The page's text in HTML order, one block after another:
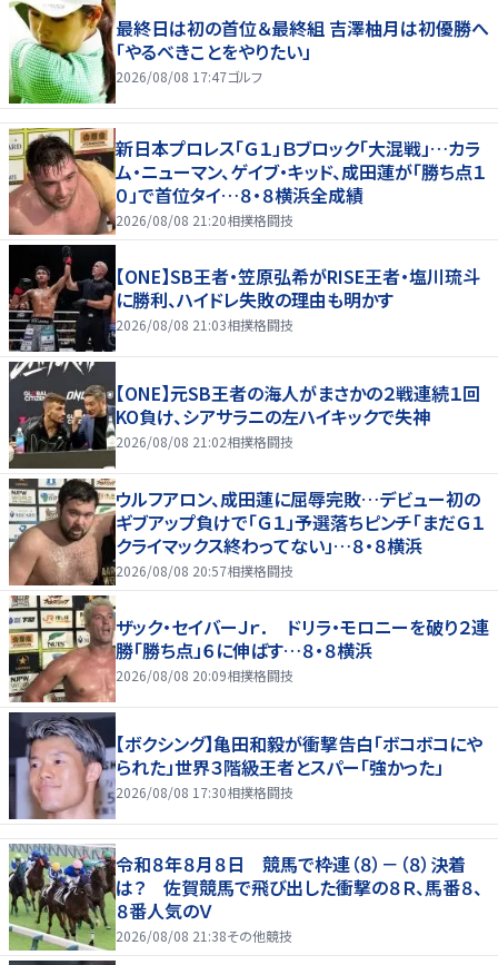
最終日は初の首位＆最終組 吉澤柚月は初優勝へ
「やるべきことをやりたい」
2026/08/08 17:47ゴルフ
新日本プロレス「Ｇ１」Ｂブロック「大混戦」…カラ
ム・ニューマン、ゲイブ・キッド、成田蓮が「勝ち点１
０」で首位タイ…８・８横浜全成績
2026/08/08 21:20相撲格闘技
【ONE】SB王者・笠原弘希がRISE王者・塩川琉斗
に勝利、ハイドレ失敗の理由も明かす
2026/08/08 21:03相撲格闘技
【ONE】元SB王者の海人がまさかの２戦連続１回
KO負け、シアサラニの左ハイキックで失神
2026/08/08 21:02相撲格闘技
ウルフアロン、成田蓮に屈辱完敗…デビュー初の
ギブアップ負けで「Ｇ１」予選落ちピンチ「まだＧ１
クライマックス終わってない」…８・８横浜
2026/08/08 20:57相撲格闘技
ザック・セイバーＪｒ． ドリラ・モロニーを破り２連
勝「勝ち点」６に伸ばす…８・８横浜
2026/08/08 20:09相撲格闘技
【ボクシング】亀田和毅が衝撃告白「ボコボコにや
られた」世界３階級王者とスパー「強かった」
2026/08/08 17:30相撲格闘技
令和８年８月８日 競馬で枠連（８）－（８）決着
は？ 佐賀競馬で飛び出した衝撃の８Ｒ、馬番８、
８番人気のＶ
2026/08/08 21:38その他競技